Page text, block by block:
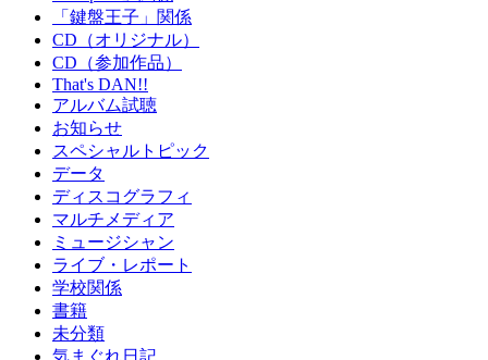
「鍵盤王子」関係
CD（オリジナル）
CD（参加作品）
That's DAN!!
アルバム試聴
お知らせ
スペシャルトピック
データ
ディスコグラフィ
マルチメディア
ミュージシャン
ライブ・レポート
学校関係
書籍
未分類
気まぐれ日記